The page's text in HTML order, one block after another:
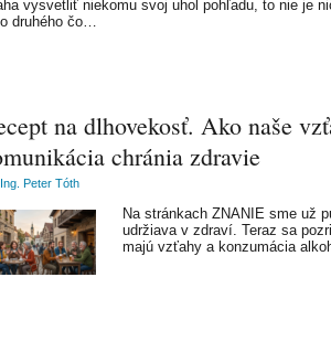
vysvetliť niekomu svoj uhol pohľadu, to nie je
druhého čo…
na dlhovekosť. Ako naše
chránia zdravie
Ing. Peter Tóth
Na stránkach ZNANIE sme už
udržiava v zdraví. Teraz sa
majú vzťahy a konzumácia